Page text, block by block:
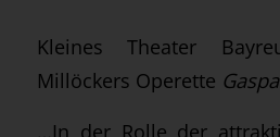
Kleines Theater
Millöckers Operette
…In der Rolle der